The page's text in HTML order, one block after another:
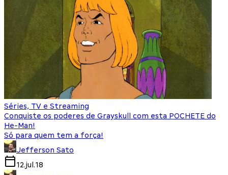
Séries, TV e Streaming
Conquiste os poderes de Grayskull com esta POCHETE do
He-Man!
Só para quem tem a força!
Jefferson Sato
12.jul.18